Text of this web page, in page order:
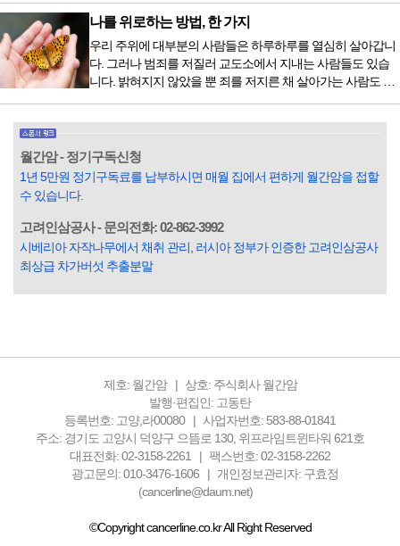
막이 열리기 전. 그 특유의 무대 냄새를 맡았을 때의 긴장감 같
은 것이었다. 두 금동 미륵 반가사유상을 만나러 가는 길은 그
렇게 시작됐다. 두 반가사유상을 알게 된 것은 몇 해 전이었다.
잡지의 발행인으로 독자에게 선보일 좋은 콘텐츠를 고민하던
중 우리 문화재를 하나씩 소개하고자...
나를 위로하는 방법, 한 가지
우리 주위에 대부분의 사람들은 하루하루를 열심히 살아갑니
다. 그러나 범죄를 저질러 교도소에서 지내는 사람들도 있습
니다. 밝혀지지 않았을 뿐 죄를 저지른 채 살아가는 사람도 있
입힌다는 것입니다. 미꾸라지 한 마리가 시냇물을 흐린다는
옛말이 그저 허투루 생기지는 않은 듯합니다. 대부분의 사람
들은 열심히 살아갑니다. 그렇다고 97%의 사람들이 모두 착
월간암 - 정기구독신청
1년 5만원 정기구독료를 납부하시면 매월 집에서 편하게 월간암을 접할
수 있습니다.
고려인삼공사 - 문의전화: 02-862-3992
시베리아 자작나무에서 채취 관리, 러시아 정부가 인증한 고려인삼공사
최상급 차가버섯 추출분말
제호: 월간암
상호: 주식회사 월간암
발행·편집인: 고동탄
등록번호: 고양,라00080
사업자번호: 583-88-01841
주소: 경기도 고양시 덕양구 으뜸로 130, 위프라임트윈타워 621호
대표전화: 02-3158-2261
팩스번호: 02-3158-2262
광고문의: 010-3476-1606
개인정보관리자: 구효정
(cancerline@daum.net)
©Copyright cancerline.co.kr All Right Reserved